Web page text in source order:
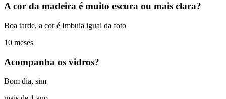
A cor da madeira é muito escura ou mais clara?
Boa tarde, a cor é Imbuia igual da foto
10 meses
Acompanha os vidros?
Bom dia, sim